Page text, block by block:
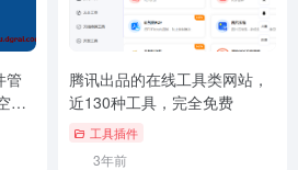
管
|
腾讯出品的在线工具类网站，
近130种工具，完全免费
工具插件
3年前